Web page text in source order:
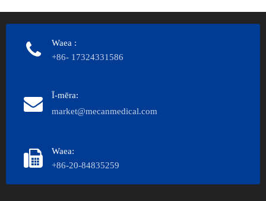
Waea :
+86- 17324331586
Ī-mēra:
market@mecanmedical.com
Waea:
+86-20-84835259